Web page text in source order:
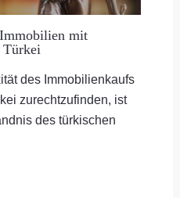
mit
des Immobilienkaufs
zurechtzufinden, ist
des türkischen